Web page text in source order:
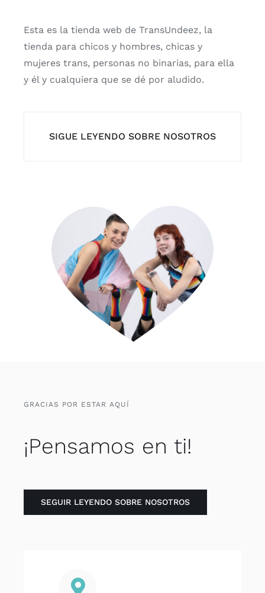
Esta es la tienda web de TransUndeez, la
tienda para chicos y hombres, chicas y
mujeres trans, personas no binarias, para ella
y él y cualquiera que se dé por aludido.
SIGUE LEYENDO SOBRE NOSOTROS
GRACIAS POR ESTAR AQUÍ
¡Pensamos en ti!
SEGUIR LEYENDO SOBRE NOSOTROS